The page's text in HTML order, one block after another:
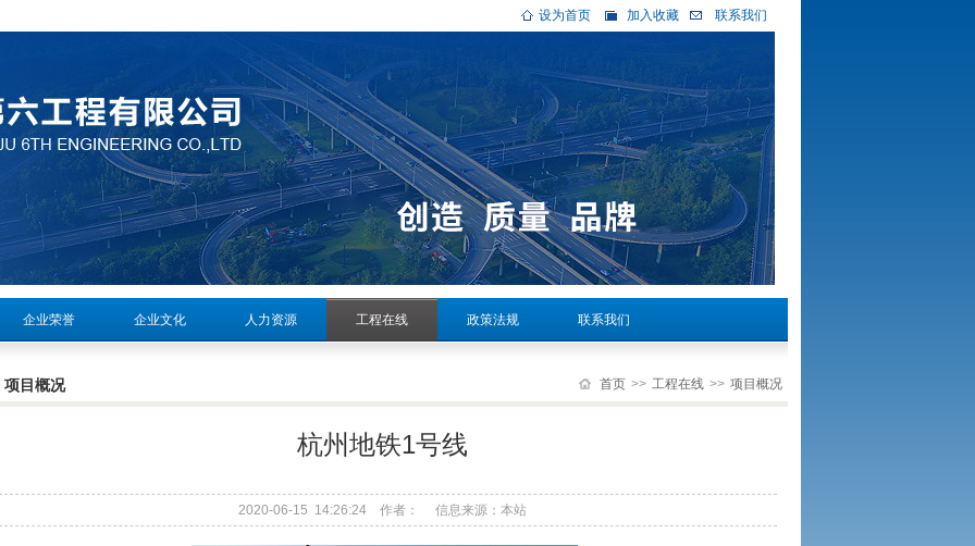
设为首页 加入收藏 联系我们
企业荣誉 企业文化 人力资源 工程在线 政策法规 联系我们
项目概况 首页 >> 工程在线 >> 项目概况
杭州地铁1号线
2020-06-15 14:26:24 作者： 信息来源：本站